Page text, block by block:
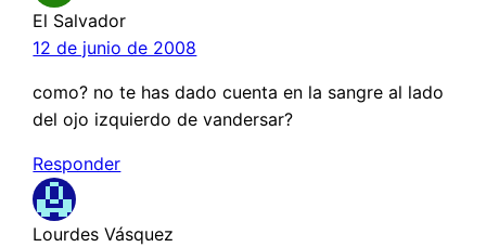
El Salvador
12 de junio de 2008
como? no te has dado cuenta en la sangre al lado
del ojo izquierdo de vandersar?
Responder
Lourdes Vásquez